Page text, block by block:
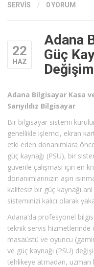
SERVIS
/ 0 YORUM
22
HAZ
Adana
Güç
Adana Bilgisayar Kasa
Sarıyıldız Bilgisayar
Bir bilgisayar sistemi
genellikle işlemci, ekran
etki eden donanımlara
güç kaynağı (PSU), bir
güvenle çalışması için en
donanımlarınızın aşırı
kalitesiz bir güç kaynağı
sisteminizi kalıcı olarak
Adana’da profesyonel
teknik servis hizmetlerinde
masaüstü ve oyuncu
ve güç kaynağı (PSU)
tehlikeye atmadan, uzman